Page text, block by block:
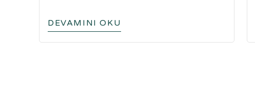
ve anne adaylarının bilmesi gereken tüm
bilgiler bu yazıda! Gebelik sürecini daha
konforlu geçirmek mümkün.
DEVAMINI OKU